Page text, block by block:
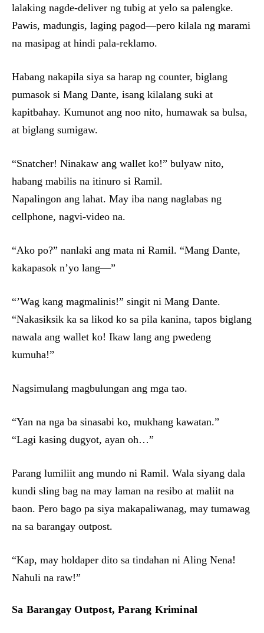
lalaking nagde-deliver ng tubig at yelo sa palengke.
Pawis, madungis, laging pagod—pero kilala ng marami
na masipag at hindi pala-reklamo.
Habang nakapila siya sa harap ng counter, biglang
pumasok si Mang Dante, isang kilalang suki at
kapitbahay. Kumunot ang noo nito, humawak sa bulsa,
at biglang sumigaw.
“Snatcher! Ninakaw ang wallet ko!” bulyaw nito,
habang mabilis na itinuro si Ramil.
Napalingon ang lahat. May iba nang naglabas ng
cellphone, nagvi-video na.
“Ako po?” nanlaki ang mata ni Ramil. “Mang Dante,
kakapasok n’yo lang—”
“’Wag kang magmalinis!” singit ni Mang Dante.
“Nakasiksik ka sa likod ko sa pila kanina, tapos biglang
nawala ang wallet ko! Ikaw lang ang pwedeng
kumuha!”
Nagsimulang magbulungan ang mga tao.
“Yan na nga ba sinasabi ko, mukhang kawatan.”
“Lagi kasing dugyot, ayan oh…”
Parang lumiliit ang mundo ni Ramil. Wala siyang dala
kundi sling bag na may laman na resibo at maliit na
baon. Pero bago pa siya makapaliwanag, may tumawag
na sa barangay outpost.
“Kap, may holdaper dito sa tindahan ni Aling Nena!
Nahuli na raw!”
Sa Barangay Outpost, Parang Kriminal